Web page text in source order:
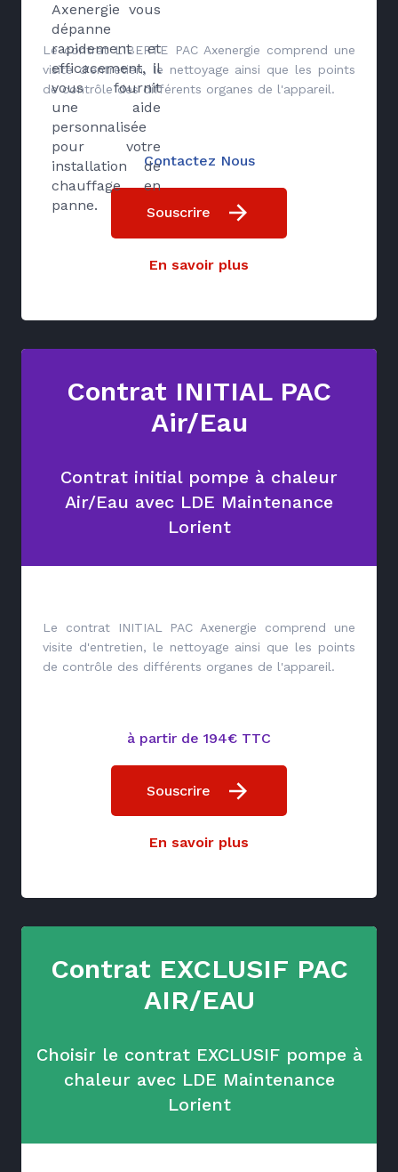
Axenergie vous
dépanne
rapidement et
efficacement, il
vous fournit
une aide
personnalisée
pour votre
installation de
chauffage en
panne.
Le contrat LIBERTE PAC Axenergie comprend une
visite d'entretien, le nettoyage ainsi que les points
de contrôle des différents organes de l'appareil.
Contactez Nous
Souscrire
En savoir plus
Contrat INITIAL PAC
Air/Eau
Contrat initial pompe à chaleur
Air/Eau avec LDE Maintenance
Lorient
Le contrat INITIAL PAC Axenergie comprend une
visite d'entretien, le nettoyage ainsi que les points
de contrôle des différents organes de l'appareil.
à partir de 194€ TTC
Souscrire
En savoir plus
Contrat EXCLUSIF PAC
AIR/EAU
Choisir le contrat EXCLUSIF pompe à
chaleur avec LDE Maintenance
Lorient